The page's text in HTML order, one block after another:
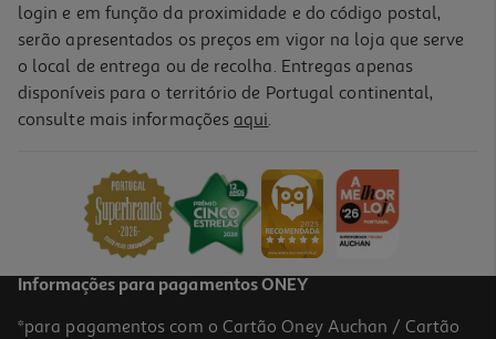
login e em função da proximidade e do código postal,
serão apresentados os preços em vigor na loja que serve
o local de entrega ou de recolha. Entregas apenas
disponíveis para o território de Portugal continental,
consulte mais informações aqui.
Informações para pagamentos ONEY
*para pagamentos com o Cartão Oney Auchan / Cartão